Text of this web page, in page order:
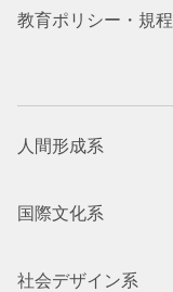
教育ポリシー・規程
人間形成系
国際文化系
社会デザイン系